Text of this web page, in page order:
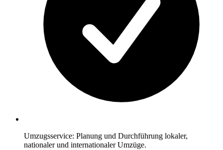
Umzugsservice: Planung und Durchführung lokaler,
nationaler und internationaler Umzüge.